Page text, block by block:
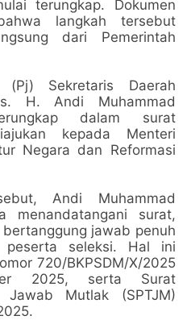
terungkap. Dokumen
langkah tersebut
dari Pemerintah
(Pj) Sekretaris Daerah
H. Andi Muhammad
dalam surat
kepada Menteri
Negara dan Reformasi
Andi Muhammad
menandatangani surat,
jawab penuh
seleksi. Hal ini
720/BKPSDM/X/2025
2025, serta Surat
Jawab Mutlak (SPTJM)